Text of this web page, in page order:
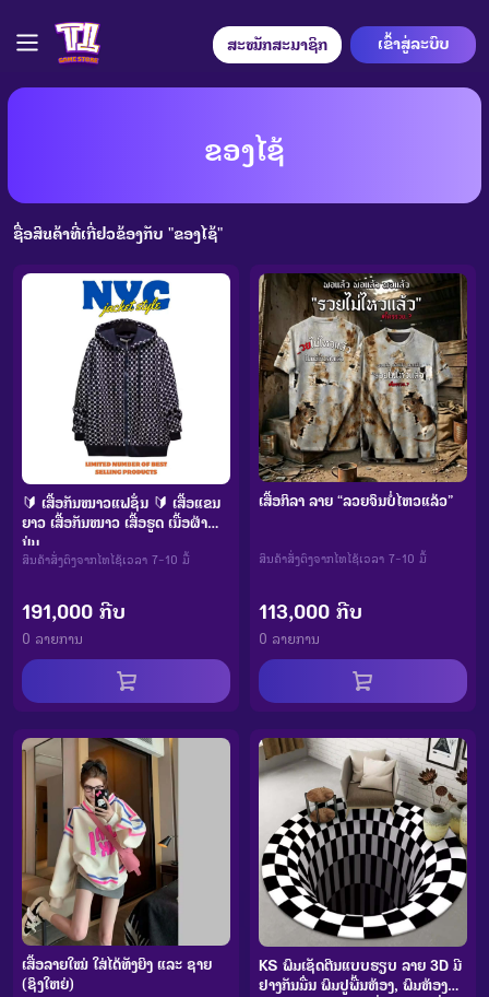
ສະໝັກສະມາຊິກ ເຂົ້າສູ່ລະບົບ
ຂອງໄຊ້
ชื่อสินค้าที่เกี่ยวข้องกับ "ຂອງໄຊ້"
🔰 ເສື້ອກັນໜາວແຟຊັ່ນ 🔰 ເສື້ອແຂນ
ຍາວ ເສື້ອກັນໜາວ ເສື້ອຮູດ ເນື້ອຜ້າໜາ
ນຸ່ມ
ສິນຄ້າສັ່ງຕົງຈາກໄທໄຊ້ເວລາ 7-10 ມື້
191,000 ກີບ
0 ລາຍການ
ເສື້ອກິລາ ລາຍ “ລວຍຈົນບໍ່ໄຫວແລ້ວ”
ສິນຄ້າສັ່ງຕົງຈາກໄທໄຊ້ເວລາ 7-10 ມື້
113,000 ກີບ
0 ລາຍການ
ເສື້ອລາຍໃໝ່ ໃສ່ໄດ້ທັງຍິງ ແລະ ຊາຍ
(ຊົງໃຫຍ່)
KS ພົມເຊັດຕີນແບບຮຽບ ລາຍ 3D ມີ
ຢາງກັນມື່ນ ພົມປູພື້ນຫ້ອງ, ພົມຫ້ອງ